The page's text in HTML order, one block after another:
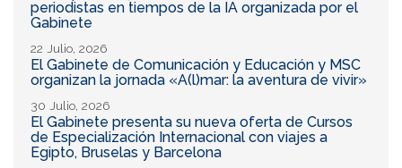
periodistas en tiempos de la IA organizada por el
Gabinete
22 Julio, 2026
El Gabinete de Comunicación y Educación y MSC
organizan la jornada «A(l)mar: la aventura de vivir»
30 Julio, 2026
El Gabinete presenta su nueva oferta de Cursos
de Especialización Internacional con viajes a
Egipto, Bruselas y Barcelona